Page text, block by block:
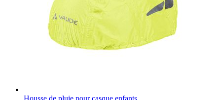
Housse de pluie pour casque enfants